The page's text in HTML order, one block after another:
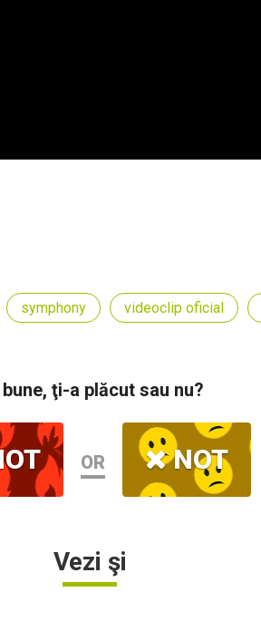
symphony videoclip oficial
bune, ţi-a plăcut sau nu?
OR NOT
Vezi şi